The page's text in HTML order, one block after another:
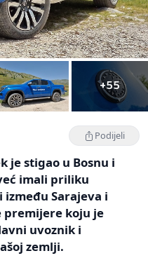
+55
Podijeli
je stigao u Bosnu i
imali priliku
Sarajeva i
premijere koju je
uvoznik i
zemlji.